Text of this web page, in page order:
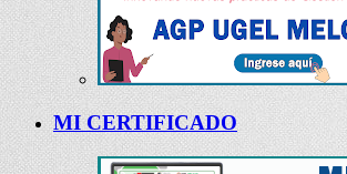
MI CERTIFICADO